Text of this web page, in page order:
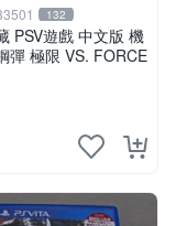
132
PSV遊戲 中文版 機
彈 極限 VS. FORCE